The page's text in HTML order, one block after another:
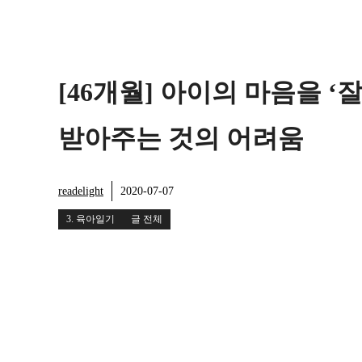
[46개월] 아이의 마음을 ‘
받아주는 것의 어려움
readelight 2020-07-07
3. 육아일기 글 전체